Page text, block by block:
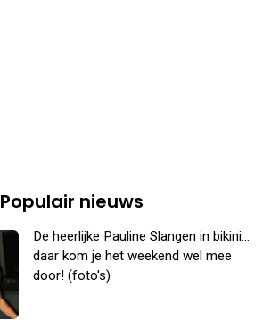
Populair nieuws
De heerlijke Pauline Slangen in bikini...
daar kom je het weekend wel mee
door! (foto's)